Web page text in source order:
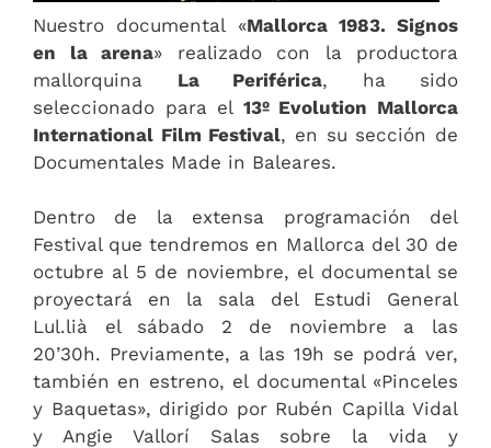
Nuestro documental «Mallorca 1983. Signos
en la arena» realizado con la productora
mallorquina La Periférica, ha sido
seleccionado para el 13º Evolution Mallorca
International Film Festival, en su sección de
Documentales Made in Baleares.
Dentro de la extensa programación del
Festival que tendremos en Mallorca del 30 de
octubre al 5 de noviembre, el documental se
proyectará en la sala del Estudi General
Lul.lià el sábado 2 de noviembre a las
20’30h. Previamente, a las 19h se podrá ver,
también en estreno, el documental «Pinceles
y Baquetas», dirigido por Rubén Capilla Vidal
y Angie Vallorí Salas sobre la vida y